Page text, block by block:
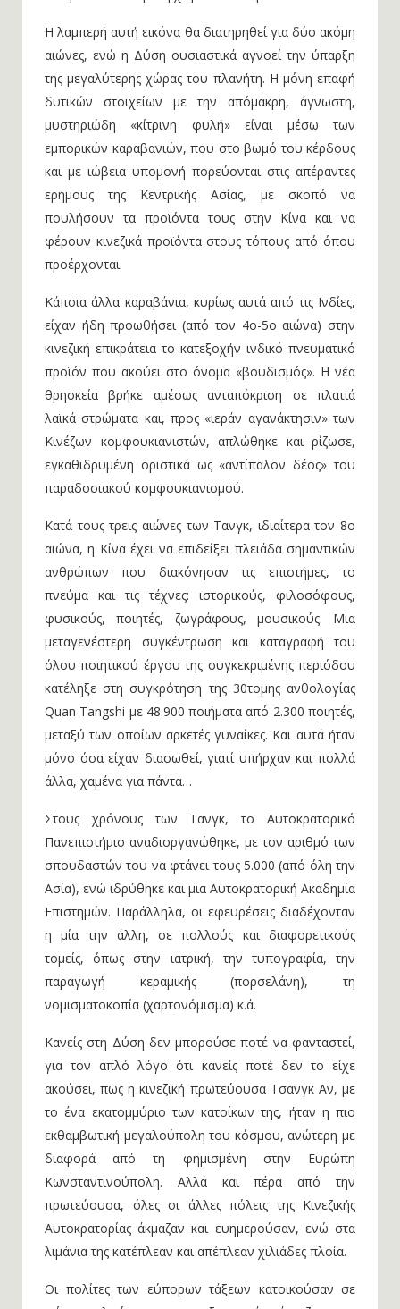
Η λαμπερή αυτή εικόνα θα διατηρηθεί για δύο ακόμη
αιώνες, ενώ η Δύση ουσιαστικά αγνοεί την ύπαρξη
της μεγαλύτερης χώρας του πλανήτη. Η μόνη επαφή
δυτικών στοιχείων με την απόμακρη, άγνωστη,
μυστηριώδη «κίτρινη φυλή» είναι μέσω των
εμπορικών καραβανιών, που στο βωμό του κέρδους
και με ιώβεια υπομονή πορεύονται στις απέραντες
ερήμους της Κεντρικής Ασίας, με σκοπό να
πουλήσουν τα προϊόντα τους στην Κίνα και να
φέρουν κινεζικά προϊόντα στους τόπους από όπου
προέρχονται.
Κάποια άλλα καραβάνια, κυρίως αυτά από τις Ινδίες,
είχαν ήδη προωθήσει (από τον 4ο-5ο αιώνα) στην
κινεζική επικράτεια το κατεξοχήν ινδικό πνευματικό
προϊόν που ακούει στο όνομα «βουδισμός». Η νέα
θρησκεία βρήκε αμέσως ανταπόκριση σε πλατιά
λαϊκά στρώματα και, προς «ιεράν αγανάκτησιν» των
Κινέζων κομφουκιανιστών, απλώθηκε και ρίζωσε,
εγκαθιδρυμένη οριστικά ως «αντίπαλον δέος» του
παραδοσιακού κομφουκιανισμού.
Κατά τους τρεις αιώνες των Τανγκ, ιδιαίτερα τον 8ο
αιώνα, η Κίνα έχει να επιδείξει πλειάδα σημαντικών
ανθρώπων που διακόνησαν τις επιστήμες, το
πνεύμα και τις τέχνες: ιστορικούς, φιλοσόφους,
φυσικούς, ποιητές, ζωγράφους, μουσικούς. Μια
μεταγενέστερη συγκέντρωση και καταγραφή του
όλου ποιητικού έργου της συγκεκριμένης περιόδου
κατέληξε στη συγκρότηση της 30τομης ανθολογίας
Quan Tangshi με 48.900 ποιήματα από 2.300 ποιητές,
μεταξύ των οποίων αρκετές γυναίκες. Και αυτά ήταν
μόνο όσα είχαν διασωθεί, γιατί υπήρχαν και πολλά
άλλα, χαμένα για πάντα…
Στους χρόνους των Τανγκ, το Αυτοκρατορικό
Πανεπιστήμιο αναδιοργανώθηκε, με τον αριθμό των
σπουδαστών του να φτάνει τους 5.000 (από όλη την
Ασία), ενώ ιδρύθηκε και μια Αυτοκρατορική Ακαδημία
Επιστημών. Παράλληλα, οι εφευρέσεις διαδέχονταν
η μία την άλλη, σε πολλούς και διαφορετικούς
τομείς, όπως στην ιατρική, την τυπογραφία, την
παραγωγή κεραμικής (πορσελάνη), τη
νομισματοκοπία (χαρτονόμισμα) κ.ά.
Κανείς στη Δύση δεν μπορούσε ποτέ να φανταστεί,
για τον απλό λόγο ότι κανείς ποτέ δεν το είχε
ακούσει, πως η κινεζική πρωτεύουσα Τσανγκ Αν, με
το ένα εκατομμύριο των κατοίκων της, ήταν η πιο
εκθαμβωτική μεγαλούπολη του κόσμου, ανώτερη με
διαφορά από τη φημισμένη στην Ευρώπη
Κωνσταντινούπολη. Αλλά και πέρα από την
πρωτεύουσα, όλες οι άλλες πόλεις της Κινεζικής
Αυτοκρατορίας άκμαζαν και ευημερούσαν, ενώ στα
λιμάνια της κατέπλεαν και απέπλεαν χιλιάδες πλοία.
Οι πολίτες των εύπορων τάξεων κατοικούσαν σε